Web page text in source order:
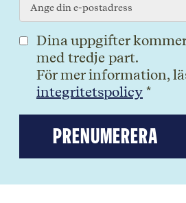
Dina uppgifter
med tredje part.
För mer information,
integritetspolicy *
Prenumerera